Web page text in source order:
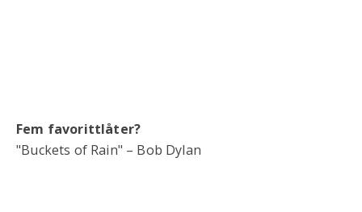
Fem favorittlåter?
"Buckets of Rain" – Bob Dylan